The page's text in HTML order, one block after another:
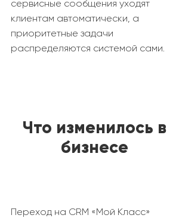
сервисные сообщения уходят
клиентам автоматически, а
приоритетные задачи
распределяются системой сами.
Что изменилось в
бизнесе
Переход на CRM «Мой Класс»